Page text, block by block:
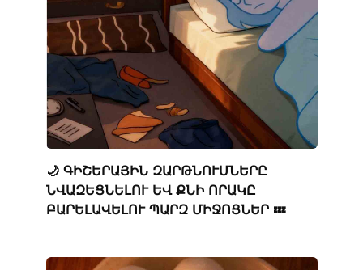
🌙 ԳԻՇԵՐԱՅԻՆ ԶԱՐԹՆՈՒՄՆԵՐԸ
ՆՎԱԶԵՑՆԵԼՈՒ ԵՎ ՔՆԻ ՈՐԱԿԸ
ԲԱՐԵԼԱՎԵԼՈՒ ՊԱՐԶ ՄԻՋՈՑՆԵՐ 💤